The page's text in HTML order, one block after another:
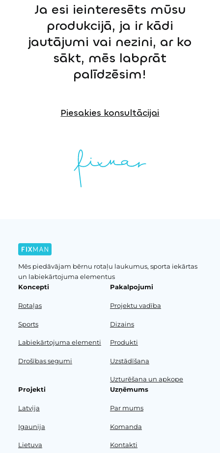
Ja esi ieinteresēts mūsu
produkcijā, ja ir kādi
jautājumi vai nezini, ar ko
sākt, mēs labprāt
palīdzēsim!
Piesakies konsultācijai
Mēs piedāvājam bērnu rotaļu laukumus, sporta iekārtas
un labiekārtojuma elementus
Koncepti
Rotaļas
Sports
Labiekārtojuma elementi
Drošības segumi
Pakalpojumi
Projektu vadība
Dizains
Produkti
Uzstādīšana
Uzturēšana un apkope
Projekti
Latvija
Igaunija
Lietuva
Uzņēmums
Par mums
Komanda
Kontakti